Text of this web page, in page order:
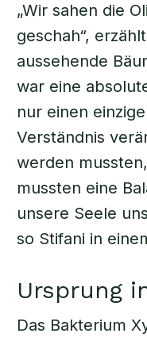
„Wir sahen die
geschah“,
aussehende
war eine
nur einen
Verständnis
werden
mussten eine
unsere Seele
so Stifani in
Ursprung
Das Bakterium